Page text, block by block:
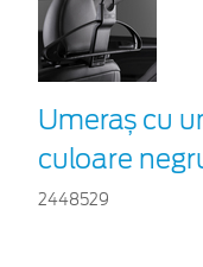
Umeraș cu
culoare
2448529